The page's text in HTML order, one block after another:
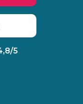
/5